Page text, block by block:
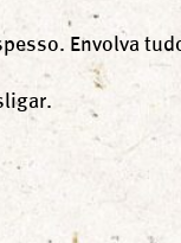
Envolva